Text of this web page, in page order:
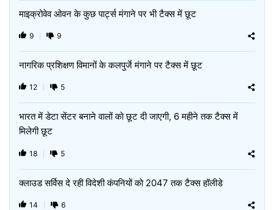
माइक्रोवेव ओवन के कुछ पार्ट्स मंगाने पर भी टैक्स में छूट
9 9
नागरिक प्रशिक्षण विमानों के कलपुर्जे मंगाने पर टैक्स में छूट
12 5
भारत में डेटा सेंटर बनाने वालों को छूट दी जाएगी, 6 महीने तक टैक्‍स में
मिलेगी छूट
18 5
क्लाउड सर्विस दे रही विदेशी कंपनियों को 2047 तक टैक्स हॉलीडे
14 6